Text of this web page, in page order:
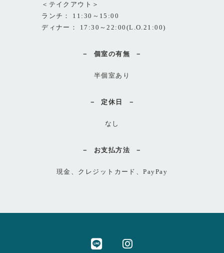
＜テイクアウト＞
ランチ： 11:30～15:00
ディナー： 17:30～22:00(L.O.21:00)
個室の有無
半個室あり
定休日
なし
お支払方法
現金、クレジットカード、PayPay